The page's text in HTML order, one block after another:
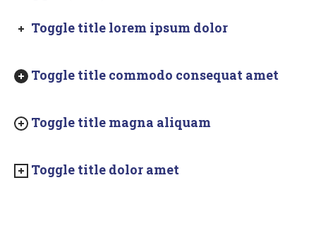
Toggle title lorem ipsum dolor
Toggle title commodo consequat amet
Toggle title magna aliquam
Toggle title dolor amet